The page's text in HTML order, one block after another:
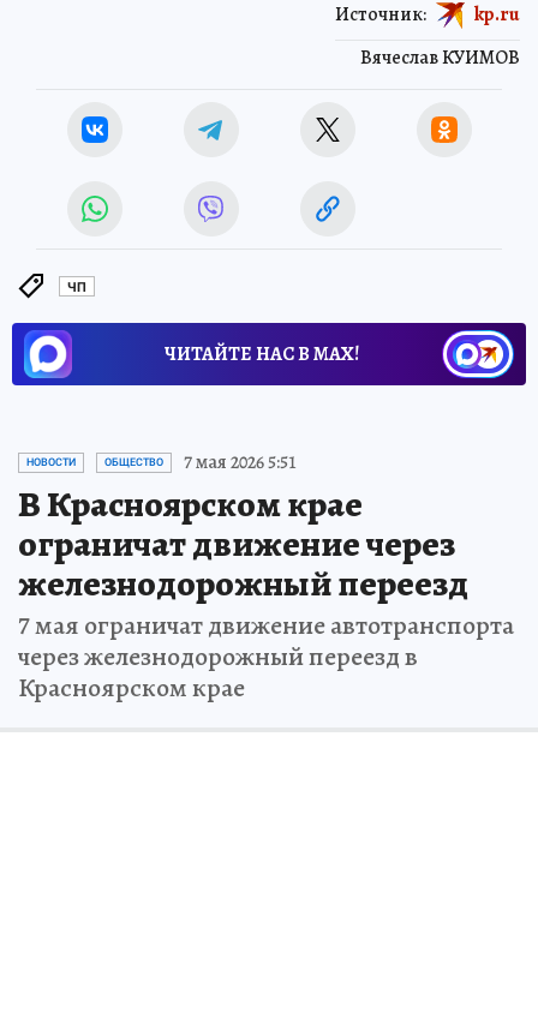
Вячеслав КУИМОВ
Источник: kp.ru
ЧП
ЧИТАЙТЕ НАС В МАХ!
НОВОСТИ ОБЩЕСТВО 7 мая 2026 5:51
В Красноярском крае
ограничат движение через
железнодорожный переезд
7 мая ограничат движение автотранспорта
через железнодорожный переезд в
Красноярском крае